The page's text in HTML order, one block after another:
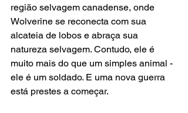
região selvagem canadense, onde
Wolverine se reconecta com sua
alcateia de lobos e abraça sua
natureza selvagem. Contudo, ele é
muito mais do que um simples animal -
ele é um soldado. E uma nova guerra
está prestes a começar.